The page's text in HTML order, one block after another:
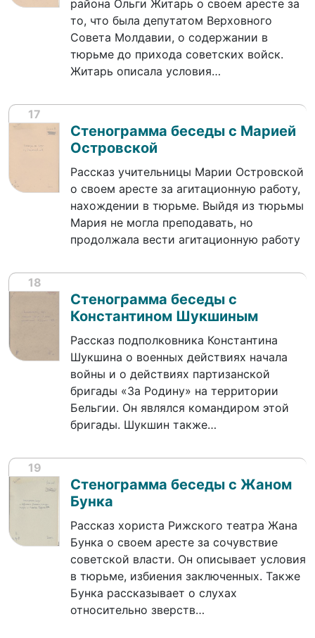
района Ольги Житарь о своем аресте за
то, что была депутатом Верховного
Совета Молдавии, о содержании в
тюрьме до прихода советских войск.
Житарь описала условия…
17
Стенограмма беседы с Марией
Островской
Рассказ учительницы Марии Островской
о своем аресте за агитационную работу,
нахождении в тюрьме. Выйдя из тюрьмы
Мария не могла преподавать, но
продолжала вести агитационную работу
18
Стенограмма беседы с
Константином Шукшиным
Рассказ подполковника Константина
Шукшина о военных действиях начала
войны и о действиях партизанской
бригады «За Родину» на территории
Бельгии. Он являлся командиром этой
бригады. Шукшин также…
19
Стенограмма беседы с Жаном
Бунка
Рассказ хориста Рижского театра Жана
Бунка о своем аресте за сочувствие
советской власти. Он описывает условия
в тюрьме, избиения заключенных. Также
Бунка рассказывает о слухах
относительно зверств…